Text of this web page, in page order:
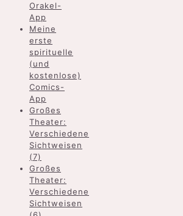
Orakel-
App
Meine
erste
spirituelle
(und
kostenlose)
Comics-
App
Großes
Theater:
Verschiedene
Sichtweisen
(7)
Großes
Theater:
Verschiedene
Sichtweisen